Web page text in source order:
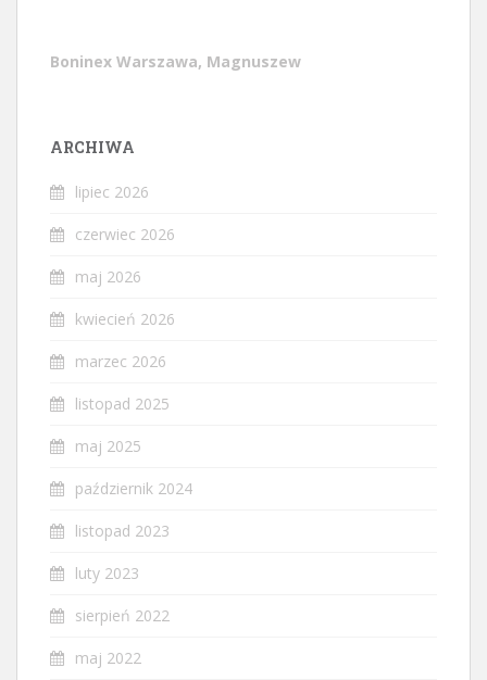
Boninex Warszawa, Magnuszew
ARCHIWA
lipiec 2026
czerwiec 2026
maj 2026
kwiecień 2026
marzec 2026
listopad 2025
maj 2025
październik 2024
listopad 2023
luty 2023
sierpień 2022
maj 2022